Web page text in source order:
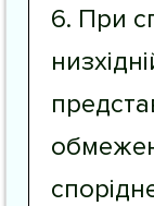
6. При